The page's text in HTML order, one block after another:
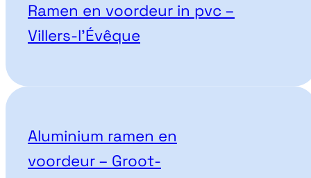
Ramen en voordeur in pvc –
Villers-l’Évêque
Aluminium ramen en
voordeur – Groot-